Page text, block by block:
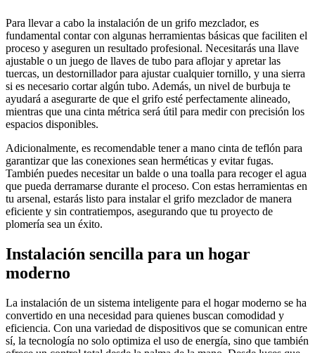
Para llevar a cabo la instalación de un grifo mezclador, es
fundamental contar con algunas herramientas básicas que faciliten el
proceso y aseguren un resultado profesional. Necesitarás una llave
ajustable o un juego de llaves de tubo para aflojar y apretar las
tuercas, un destornillador para ajustar cualquier tornillo, y una sierra
si es necesario cortar algún tubo. Además, un nivel de burbuja te
ayudará a asegurarte de que el grifo esté perfectamente alineado,
mientras que una cinta métrica será útil para medir con precisión los
espacios disponibles.
Adicionalmente, es recomendable tener a mano cinta de teflón para
garantizar que las conexiones sean herméticas y evitar fugas.
También puedes necesitar un balde o una toalla para recoger el agua
que pueda derramarse durante el proceso. Con estas herramientas en
tu arsenal, estarás listo para instalar el grifo mezclador de manera
eficiente y sin contratiempos, asegurando que tu proyecto de
plomería sea un éxito.
Instalación sencilla para un hogar
moderno
La instalación de un sistema inteligente para el hogar moderno se ha
convertido en una necesidad para quienes buscan comodidad y
eficiencia. Con una variedad de dispositivos que se comunican entre
sí, la tecnología no solo optimiza el uso de energía, sino que también